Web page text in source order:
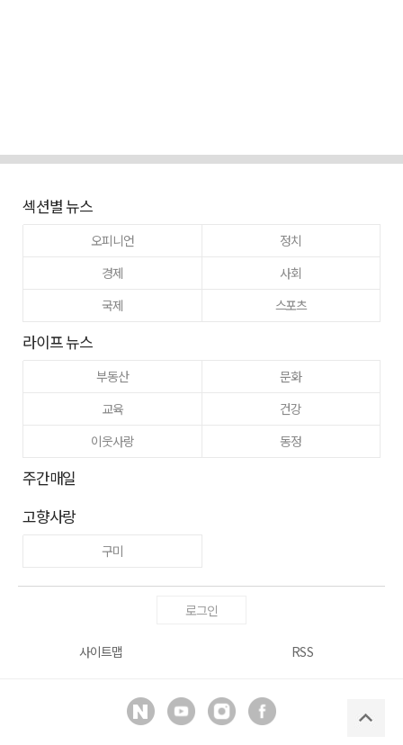
섹션별 뉴스
오피니언
정치
경제
사회
국제
스포츠
라이프 뉴스
부동산
문화
교육
건강
이웃사랑
동정
주간매일
고향사랑
구미
로그인
사이트맵 RSS